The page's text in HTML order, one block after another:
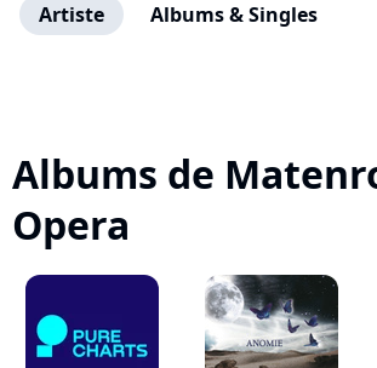
Artiste Albums & Singles
Albums de
Opera